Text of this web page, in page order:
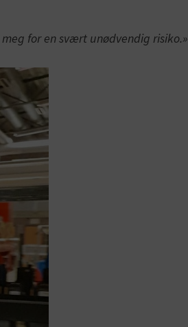
for en svært unødvendig risiko.»